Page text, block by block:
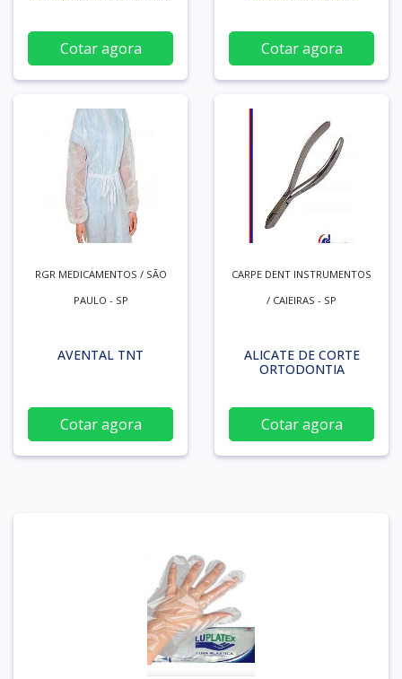
Cotar agora Cotar agora
RGR MEDICAMENTOS / SÃO
PAULO - SP
AVENTAL TNT
Cotar agora
CARPE DENT INSTRUMENTOS
/ CAIEIRAS - SP
ALICATE DE CORTE
ORTODONTIA
Cotar agora